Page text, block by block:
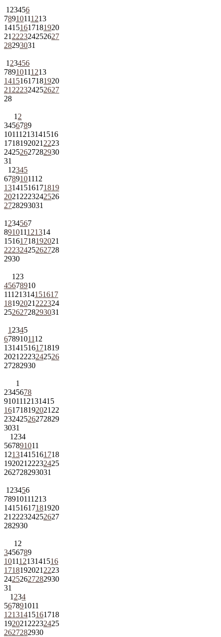
1 23456
78910111213
14151617181920
21 222324252627
28293031
1 23456
78910111213
14151617181920
21 222324252627
28
1 2
3456789
10111213141516
1718192021 2223
24252627282930
31
1 2345
6789101112
13141516171819
2021 2223242526
2728293031
1 234567
891011121314
15161718192021
22232425262728
2930
1 23
45678910
11121314151617
18192021 222324
25262728293031
1 2345
6789101112
13141516171819
2021 2223242526
27282930
1
2345678
9101112131415
161718192021 22
23242526272829
3031
1 234
567891011
12131415161718
192021 22232425
262728293031
1 23456
78910111213
14151617181920
21 222324252627
282930
1 2
3456789
10111213141516
1718192021 2223
24252627282930
31
1 234
567891011
12131415161718
192021 22232425
2627282930